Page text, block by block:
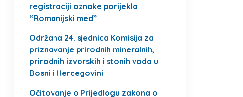
registraciji oznake porijekla
“Romanijski med”
Održana 24. sjednica Komisija za
priznavanje prirodnih mineralnih,
prirodnih izvorskih i stonih voda u
Bosni i Hercegovini
Očitovanje o Prijedlogu zakona o